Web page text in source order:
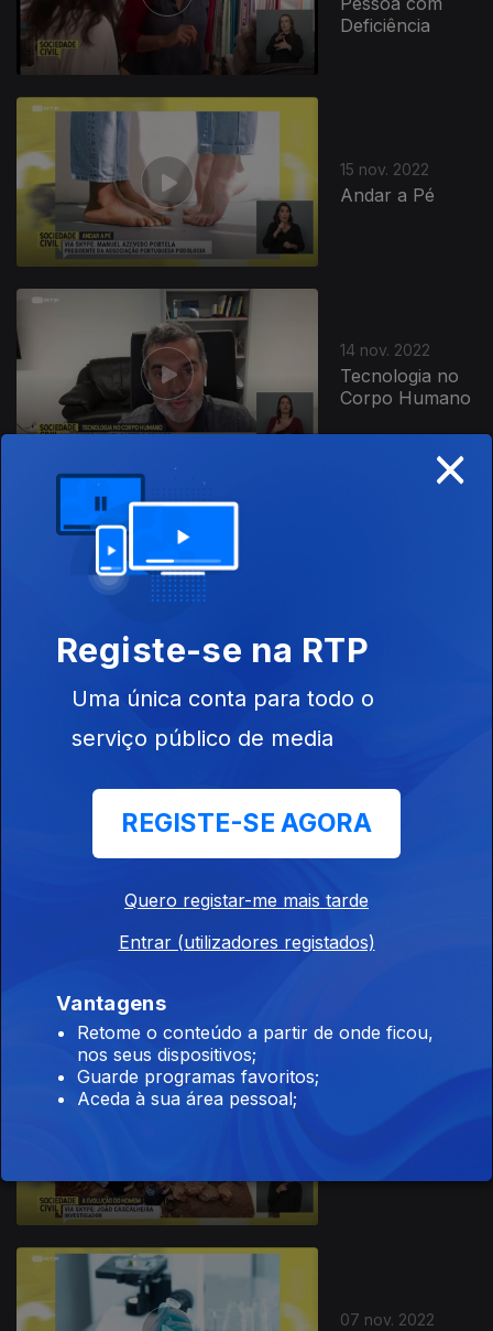
Deficiência
15 nov. 2022
Andar a Pé
14 nov. 2022
Tecnologia no
Corpo Humano
652983
Capitalismo vs
07 nov. 2022
×
Registe-se na RTP
Uma única conta para todo o
serviço público de media
REGISTE-SE AGORA
Quero registar-me mais tarde
Entrar (utilizadores registados)
Vantagens
Retome o conteúdo a partir de onde ficou,
nos seus dispositivos;
Guarde programas favoritos;
Aceda à sua área pessoal;